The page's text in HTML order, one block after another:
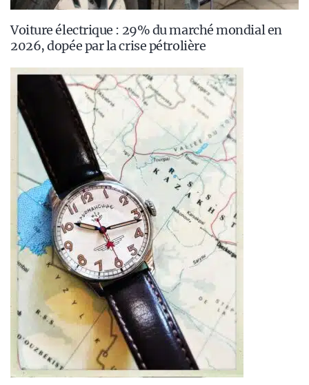
Voiture électrique : 29% du marché mondial en
2026, dopée par la crise pétrolière